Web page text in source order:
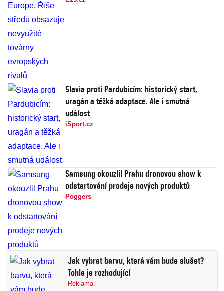
Slavia proti Pardubicím: historický start,
uragán a těžká adaptace. Ale i smutná
událost
iSport.cz
Samsung okouzlil Prahu dronovou show k
odstartování prodeje nových produktů
Poggers
Jak vybrat barvu, která vám bude slušet?
Tohle je rozhodující
Reklama